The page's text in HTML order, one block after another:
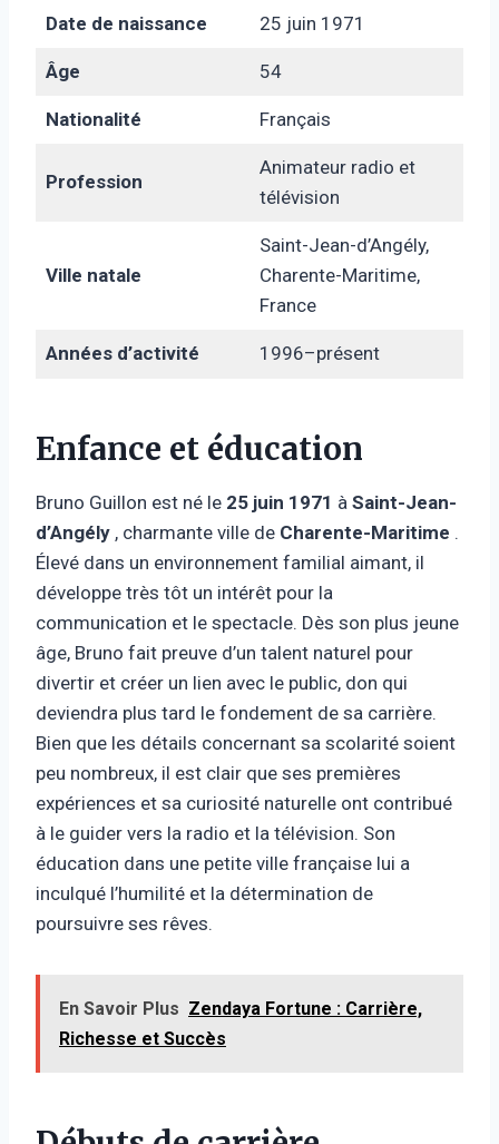
Date de naissance 25 juin 1971
Âge 54
Nationalité Français
Profession
Animateur radio et
télévision
Ville natale
Saint-Jean-d’Angély,
Charente-Maritime,
France
Années d’activité 1996–présent
Enfance et éducation
Bruno Guillon est né le 25 juin 1971 à Saint-Jean-
d’Angély , charmante ville de Charente-Maritime .
Élevé dans un environnement familial aimant, il
développe très tôt un intérêt pour la
communication et le spectacle. Dès son plus jeune
âge, Bruno fait preuve d’un talent naturel pour
divertir et créer un lien avec le public, don qui
deviendra plus tard le fondement de sa carrière.
Bien que les détails concernant sa scolarité soient
peu nombreux, il est clair que ses premières
expériences et sa curiosité naturelle ont contribué
à le guider vers la radio et la télévision. Son
éducation dans une petite ville française lui a
inculqué l’humilité et la détermination de
poursuivre ses rêves.
En Savoir Plus Zendaya Fortune : Carrière,
Richesse et Succès